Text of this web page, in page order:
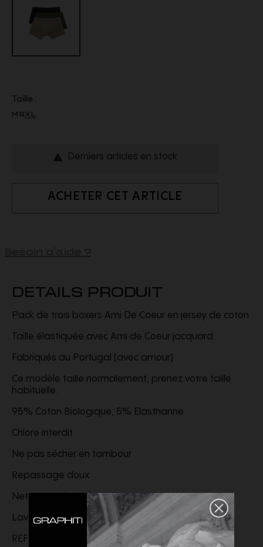
Taille :
MSXL
 Derniers articles en stock
ACHETER CET ARTICLE
DETAILS PRODUIT
Pack de trois boxers Ami De Coeur en jersey de coton.
Taille élastiquée avec Ami de Coeur jacquard
Fabriqués au Portugal (avec amour)
Ce modèle taille normalement, prenez votre taille
habituelle.
95% Coton Biologique, 5% Elasthanne
Chlore interdit
Ne pas sécher en tambour
Repassage doux
Nettoyage à sec interdit
Lavage en machine à 30°C
REF: HUN012.JE0094.0031